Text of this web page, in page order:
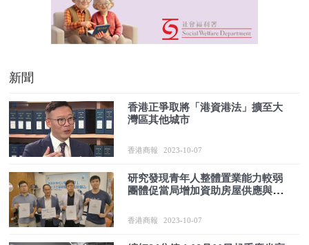
新聞
香港正爭取將「港資港法」擴至大
灣區其他城市
香港商報 2023-10-07
研究發現青年人整體置業能力較弱
團體促當局增加資助房屋供應與支
香港商報 2023-10-07